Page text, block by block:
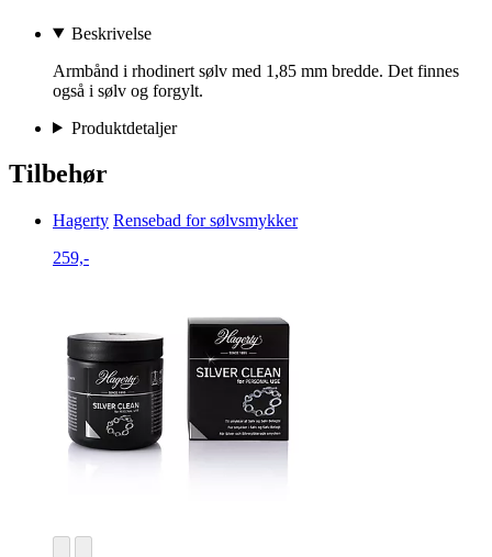
Beskrivelse
Armbånd i rhodinert sølv med 1,85 mm bredde. Det finnes
også i sølv og forgylt.
Produktdetaljer
Tilbehør
Hagerty Rensebad for sølvsmykker
259,-